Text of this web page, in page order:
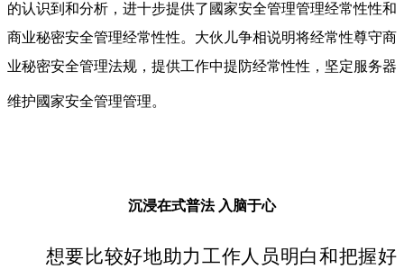
的认识到和分析，进十步提供了國家安全管理管理经常性性和
商业秘密安全管理经常性性。大伙儿争相说明将经常性尊守商
业秘密安全管理法规，提供工作中提防经常性性，坚定服务器
维护國家安全管理管理。
沉浸在式普法 入脑于心
想要比较好地助力工作人员明白和把握好